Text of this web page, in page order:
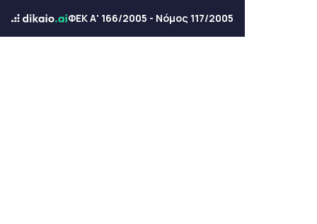
ΦΕΚ Α' 166/2005 - Νόμος 117/2005